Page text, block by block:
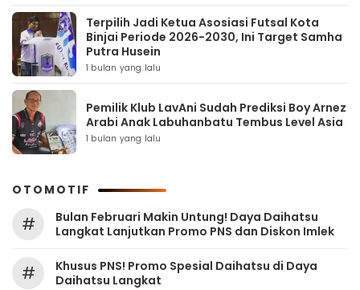
Terpilih Jadi Ketua Asosiasi Futsal Kota
Binjai Periode 2026-2030, Ini Target Samha
Putra Husein
1 bulan yang lalu
Pemilik Klub LavAni Sudah Prediksi Boy Arnez
Arabi Anak Labuhanbatu Tembus Level Asia
1 bulan yang lalu
OTOMOTIF
#
Bulan Februari Makin Untung! Daya Daihatsu
Langkat Lanjutkan Promo PNS dan Diskon Imlek
#
Khusus PNS! Promo Spesial Daihatsu di Daya
Daihatsu Langkat